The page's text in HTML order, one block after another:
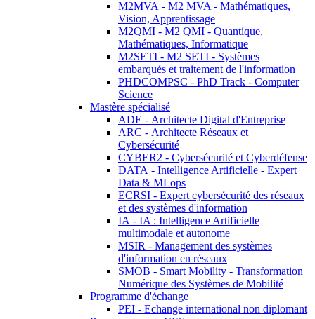
M2MVA - M2 MVA - Mathématiques,
Vision, Apprentissage
M2QMI - M2 QMI - Quantique,
Mathématiques, Informatique
M2SETI - M2 SETI - Systèmes
embarqués et traitement de l'information
PHDCOMPSC - PhD Track - Computer
Science
Mastère spécialisé
ADE - Architecte Digital d'Entreprise
ARC - Architecte Réseaux et
Cybersécurité
CYBER2 - Cybersécurité et Cyberdéfense
DATA - Intelligence Artificielle - Expert
Data & MLops
ECRSI - Expert cybersécurité des réseaux
et des systèmes d'information
IA - IA : Intelligence Artificielle
multimodale et autonome
MSIR - Management des systèmes
d'information en réseaux
SMOB - Smart Mobility - Transformation
Numérique des Systèmes de Mobilité
Programme d'échange
PEI - Echange international non diplomant